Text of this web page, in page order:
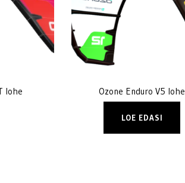
lohe Ozone Enduro V5 lohe
LOE EDASI